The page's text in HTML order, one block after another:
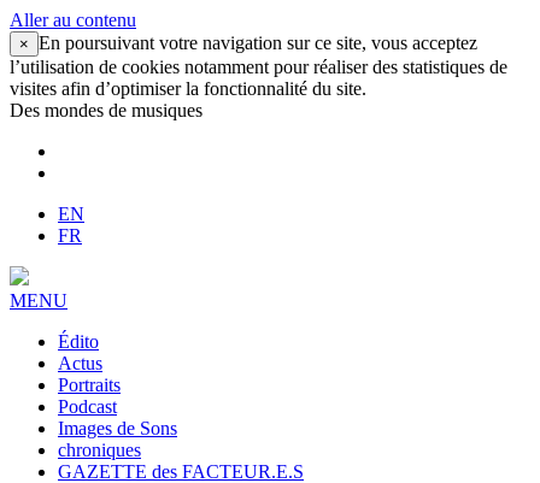
Aller au contenu
× En poursuivant votre navigation sur ce site, vous acceptez
l’utilisation de cookies notamment pour réaliser des statistiques de
visites afin d’optimiser la fonctionnalité du site.
Des mondes de musiques
EN
FR
MENU
Édito
Actus
Portraits
Podcast
Images de Sons
chroniques
GAZETTE des FACTEUR.E.S